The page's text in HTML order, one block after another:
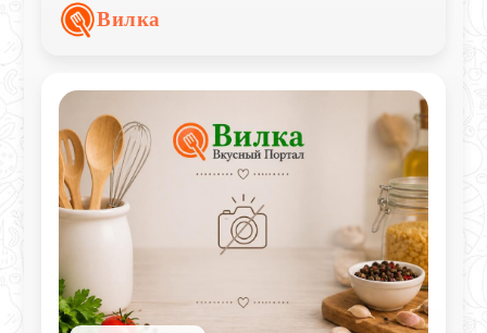
или салом, что делает блюдо особенно
сытным и ароматным.
Вилка